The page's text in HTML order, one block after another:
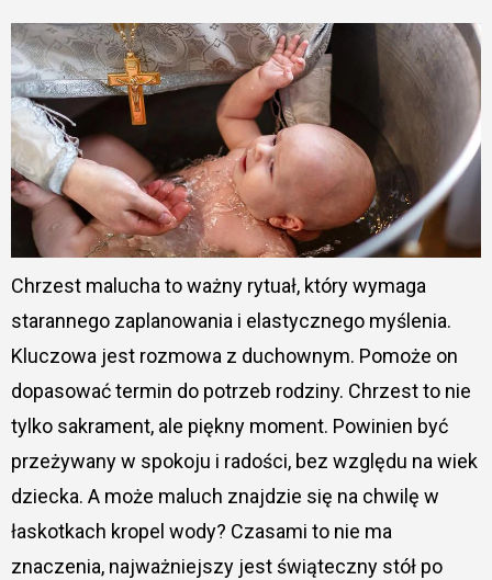
Chrzest malucha to ważny rytuał, który wymaga
starannego zaplanowania i elastycznego myślenia.
Kluczowa jest rozmowa z duchownym. Pomoże on
dopasować termin do potrzeb rodziny. Chrzest to nie
tylko sakrament, ale piękny moment. Powinien być
przeżywany w spokoju i radości, bez względu na wiek
dziecka. A może maluch znajdzie się na chwilę w
łaskotkach kropel wody? Czasami to nie ma
znaczenia, najważniejszy jest świąteczny stół po